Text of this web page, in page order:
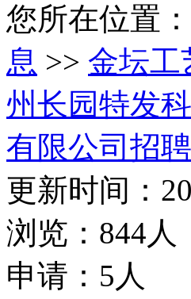
您所在位置：
息 >> 金坛工
州长园特发
有限公司招
更新时间：
浏览：844人
申请：5人